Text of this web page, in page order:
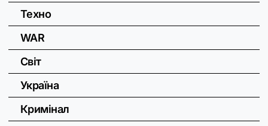
Техно
WAR
Світ
Україна
Кримінал